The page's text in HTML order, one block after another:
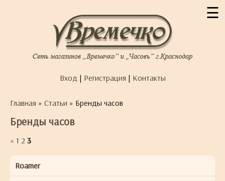
☰
Вход | Регистрация | Контакты
Главная » Статьи » Бренды часов
Бренды часов
« 1 2 3
Roamer